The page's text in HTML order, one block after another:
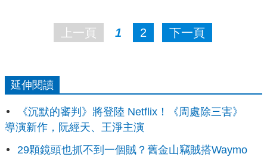
上一頁 1 2 下一頁
延伸閱讀
《沉默的審判》將登陸 Netflix！《周處除三害》
導演新作，阮經天、王淨主演
29顆鏡頭也抓不到一個賊？舊金山竊賊搭Waymo